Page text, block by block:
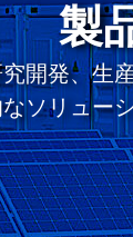
製
開発、
ソリュー